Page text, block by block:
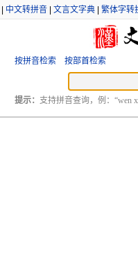
中文转拼音 文言文字典 繁体字转
按拼音检索 按部首检索
提示： 支持拼音查询，例：“wen